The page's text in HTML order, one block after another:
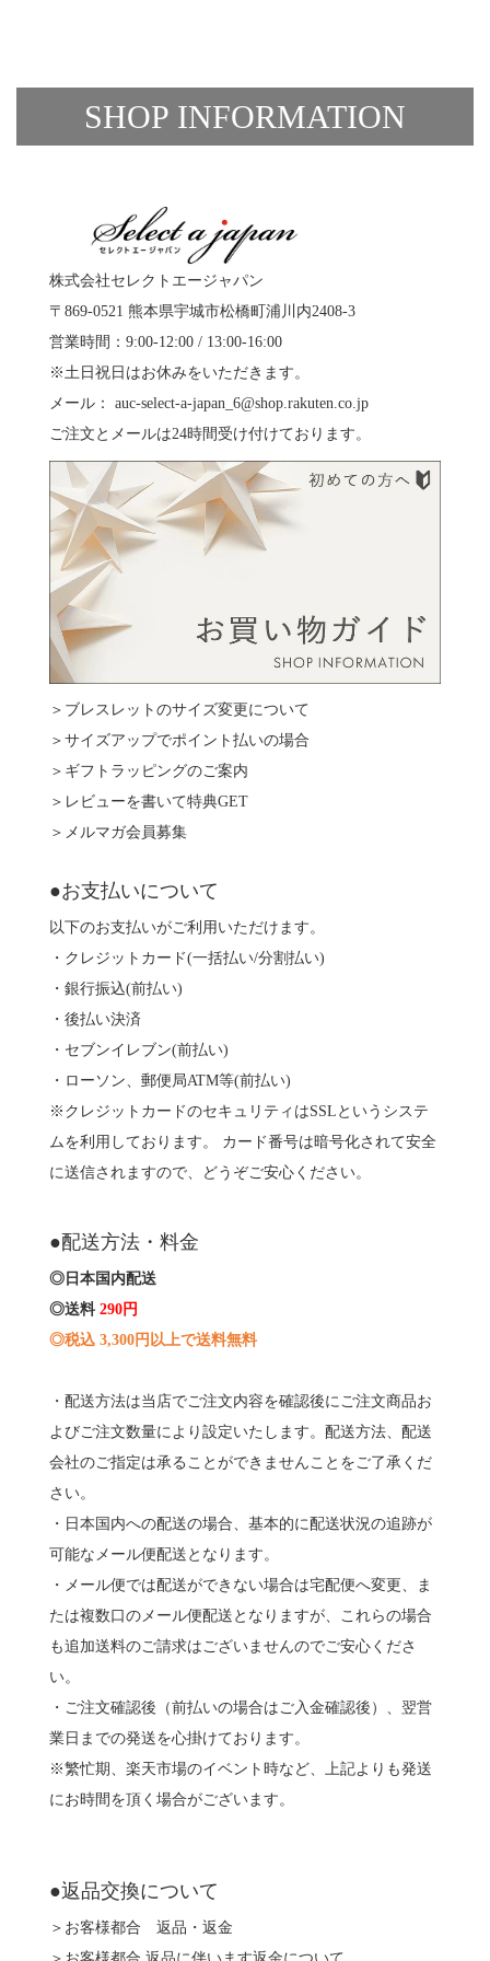
SHOP INFORMATION
株式会社セレクトエージャパン
〒869-0521 熊本県宇城市松橋町浦川内2408-3
営業時間：9:00-12:00 / 13:00-16:00
※土日祝日はお休みをいただきます。
メール： auc-select-a-japan_6@shop.rakuten.co.jp
ご注文とメールは24時間受け付けております。
＞ブレスレットのサイズ変更について
＞サイズアップでポイント払いの場合
＞ギフトラッピングのご案内
＞レビューを書いて特典GET
＞メルマガ会員募集
●お支払いについて
以下のお支払いがご利用いただけます。
・クレジットカード(一括払い/分割払い)
・銀行振込(前払い)
・後払い決済
・セブンイレブン(前払い)
・ローソン、郵便局ATM等(前払い)
※クレジットカードのセキュリティはSSLというシステ
ムを利用しております。 カード番号は暗号化されて安全
に送信されますので、どうぞご安心ください。
●配送方法・料金
◎日本国内配送
◎送料 290円
◎税込 3,300円以上で送料無料
・配送方法は当店でご注文内容を確認後にご注文商品お
よびご注文数量により設定いたします。配送方法、配送
会社のご指定は承ることができませんことをご了承くだ
さい。
・日本国内への配送の場合、基本的に配送状況の追跡が
可能なメール便配送となります。
・メール便では配送ができない場合は宅配便へ変更、ま
たは複数口のメール便配送となりますが、これらの場合
も追加送料のご請求はございませんのでご安心くださ
い。
・ご注文確認後（前払いの場合はご入金確認後）、翌営
業日までの発送を心掛けております。
※繁忙期、楽天市場のイベント時など、上記よりも発送
にお時間を頂く場合がございます。
●返品交換について
＞お客様都合 返品・返金